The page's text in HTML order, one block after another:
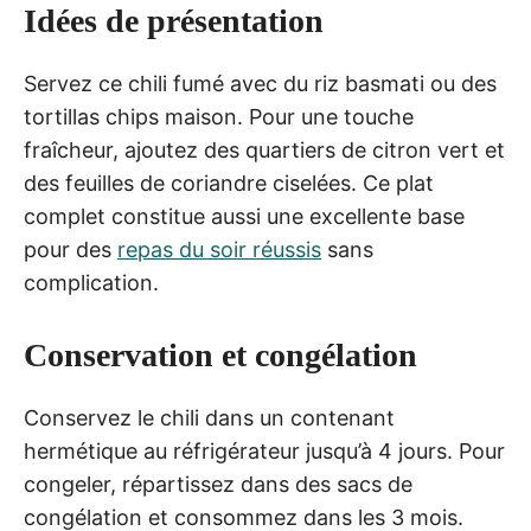
Idées de présentation
Servez ce chili fumé avec du riz basmati ou des
tortillas chips maison. Pour une touche
fraîcheur, ajoutez des quartiers de citron vert et
des feuilles de coriandre ciselées. Ce plat
complet constitue aussi une excellente base
pour des repas du soir réussis sans
complication.
Conservation et congélation
Conservez le chili dans un contenant
hermétique au réfrigérateur jusqu’à 4 jours. Pour
congeler, répartissez dans des sacs de
congélation et consommez dans les 3 mois.